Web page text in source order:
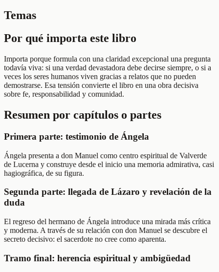
Temas
Por qué importa este libro
Importa porque formula con una claridad excepcional una pregunta
todavía viva: si una verdad devastadora debe decirse siempre, o si a
veces los seres humanos viven gracias a relatos que no pueden
demostrarse. Esa tensión convierte el libro en una obra decisiva
sobre fe, responsabilidad y comunidad.
Resumen por capítulos o partes
Primera parte: testimonio de Ángela
Ángela presenta a don Manuel como centro espiritual de Valverde
de Lucerna y construye desde el inicio una memoria admirativa, casi
hagiográfica, de su figura.
Segunda parte: llegada de Lázaro y revelación de la
duda
El regreso del hermano de Ángela introduce una mirada más crítica
y moderna. A través de su relación con don Manuel se descubre el
secreto decisivo: el sacerdote no cree como aparenta.
Tramo final: herencia espiritual y ambigüedad